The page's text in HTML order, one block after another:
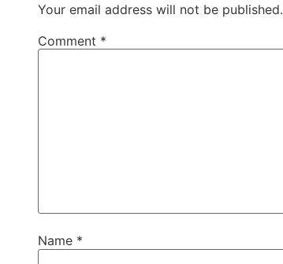
Your email address will not be published.
Comment *
Name *